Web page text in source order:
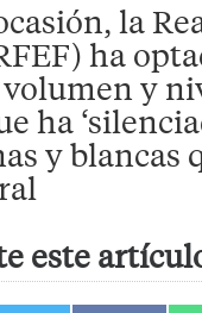
la
ha
y
ha
y blancas
este